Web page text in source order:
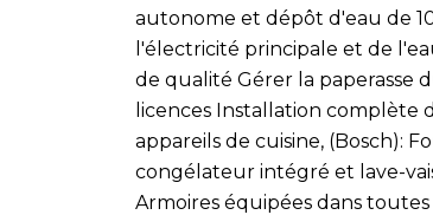
autonome et dépôt d'eau de
l'électricité principale et de
de qualité Gérer la paperasse
licences Installation complète
appareils de cuisine, (Bosch):
congélateur intégré et lave-
Armoires équipées dans